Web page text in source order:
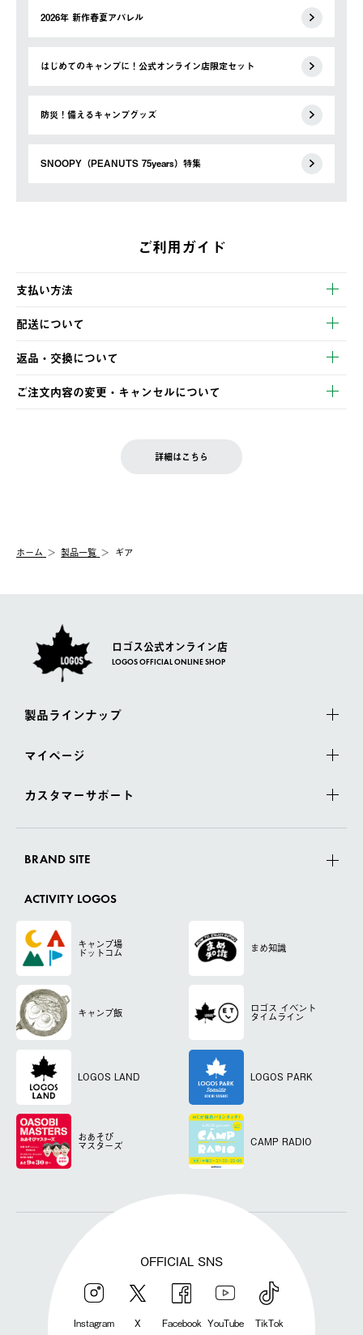
2026年 新作春夏アパレル
はじめてのキャンプに！公式オンライン店限定セット
防災！備えるキャンプグッズ
SNOOPY（PEANUTS 75years）特集
ご利用ガイド
支払い方法
以下のいずれかの方法でお支払いいただけます。
・クレジットカード決済
・コンビニ決済
・Pay-easy決済
配送について
【発送スケジュール】
ご注文・ご入金完了より2営業日以内に商品を発送いたします。
土日祝の発送はございませんので、木曜日以降のご注文は週明け
の発送となる場合がございます。
【配送業者】
佐川急便にて配送されます。
返品・交換について
※お客様都合の場合
お客様都合の返品にかかる送料は、お客様ご負担とさせていただ
一度お手元の商品を返品いただき、ご希望商品を再注文してくだ
ご注文内容の変更・キャンセルについて
LOGOS FAMILY会員の方は、会員マイページ内 購入履歴画面に
詳細はこちら
ホーム 製品一覧 ギア
ロゴス公式オンライン店
LOGOS OFFICIAL ONLINE SHOP
製品ラインナップ
マイページ
カスタマーサポート
BRAND SITE
ACTIVITY LOGOS
キャンプ場
ドットコム まめ知識
キャンプ飯 ロゴス イベント
タイムライン
LOGOS LAND LOGOS PARK
おあそび
マスターズ CAMP RADIO
OFFICIAL SNS
Instagram X Facebook YouTube TikTok